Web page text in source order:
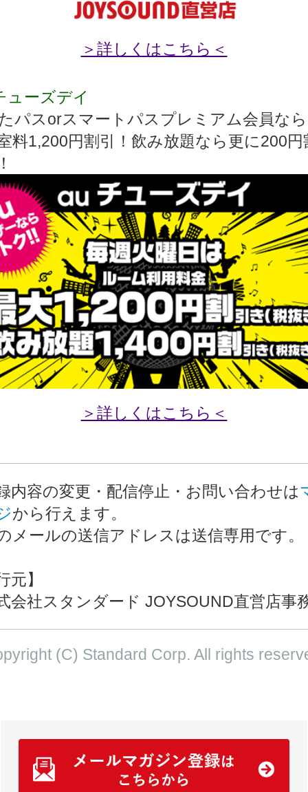
＞詳しくはこちら＜
ューズデイ
パスorスマートパスプレミアム会員な
料1,200円割引！飲み放題なら更に200円
＞詳しくはこちら＜
内容の変更・配信停止・お問い合わせは
から行えます。
メールの送信アドレスは送信専用です。
元】
社スタンダード JOYSOUND直営店事
(C) Standard Corp. All rights